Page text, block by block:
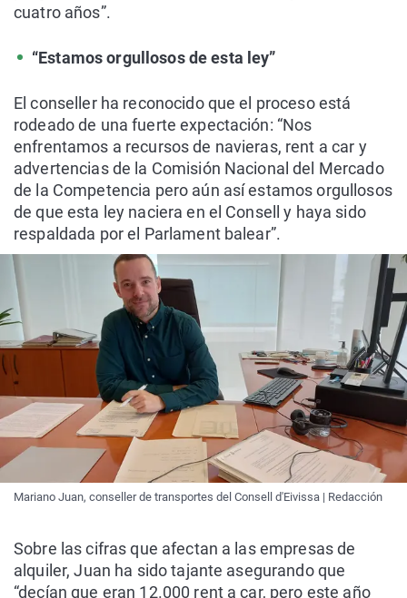
cuatro años”.
“Estamos orgullosos de esta ley”
El conseller ha reconocido que el proceso está
rodeado de una fuerte expectación: “Nos
enfrentamos a recursos de navieras, rent a car y
advertencias de la Comisión Nacional del Mercado
de la Competencia pero aún así estamos orgullosos
de que esta ley naciera en el Consell y haya sido
respaldada por el Parlament balear”.
Mariano Juan, conseller de transportes del Consell d'Eivissa | Redacción
Sobre las cifras que afectan a las empresas de
alquiler, Juan ha sido tajante asegurando que
“decían que eran 12.000 rent a car, pero este año